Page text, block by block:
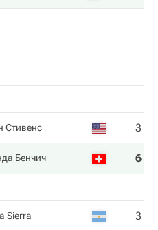
Стивенс 3
Бенчич 6
Sierra 3